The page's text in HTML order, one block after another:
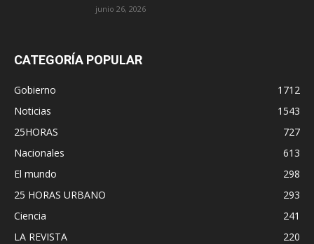
junio 26, 2026
CATEGORÍA POPULAR
Gobierno
1712
Noticias
1543
25HORAS
727
Nacionales
613
El mundo
298
25 HORAS URBANO
293
Ciencia
241
LA REVISTA
220